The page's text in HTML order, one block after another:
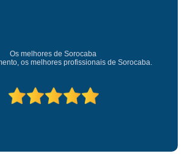
Os melhores de Sorocaba
os melhores profissionais de Sorocaba.